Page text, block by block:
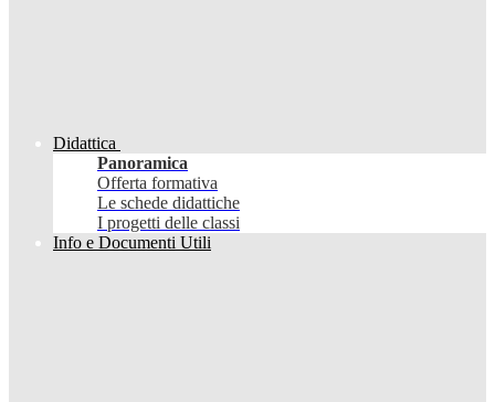
Didattica
Panoramica
Offerta formativa
Le schede didattiche
I progetti delle classi
Info e Documenti Utili